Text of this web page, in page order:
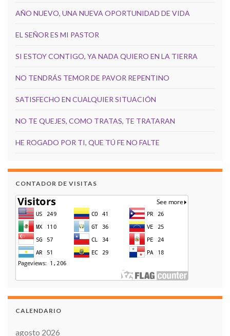
AÑO NUEVO, UNA NUEVA OPORTUNIDAD DE VIDA
EL SEÑOR ES MI PASTOR
SI ESTOY CONTIGO, YA NADA QUIERO EN LA TIERRA
NO TENDRÁS TEMOR DE PAVOR REPENTINO
SATISFECHO EN CUALQUIER SITUACIÓN
NO TE QUEJES, COMO TRATAS, TE TRATARAN
HE ROGADO POR TI, QUE TÚ FE NO FALTE
CONTADOR DE VISITAS
CALENDARIO
agosto 2026